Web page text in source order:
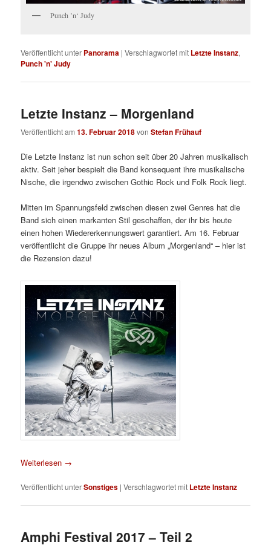
Punch ’n‘ Judy
Veröffentlicht unter Panorama |Verschlagwortet mit Letzte Instanz,
Punch 'n' Judy
Letzte Instanz – Morgenland
Veröffentlicht am13. Februar 2018vonStefan Frühauf
Die Letzte Instanz ist nun schon seit über 20 Jahren musikalisch
aktiv. Seit jeher bespielt die Band konsequent ihre musikalische
Nische, die irgendwo zwischen Gothic Rock und Folk Rock liegt.
Mitten im Spannungsfeld zwischen diesen zwei Genres hat die
Band sich einen markanten Stil geschaffen, der ihr bis heute
einen hohen Wiedererkennungswert garantiert. Am 16. Februar
veröffentlicht die Gruppe ihr neues Album „Morgenland“ – hier ist
die Rezension dazu!
Weiterlesen →
Veröffentlicht unterSonstiges |Verschlagwortet mit Letzte Instanz
Amphi Festival 2017 – Teil 2